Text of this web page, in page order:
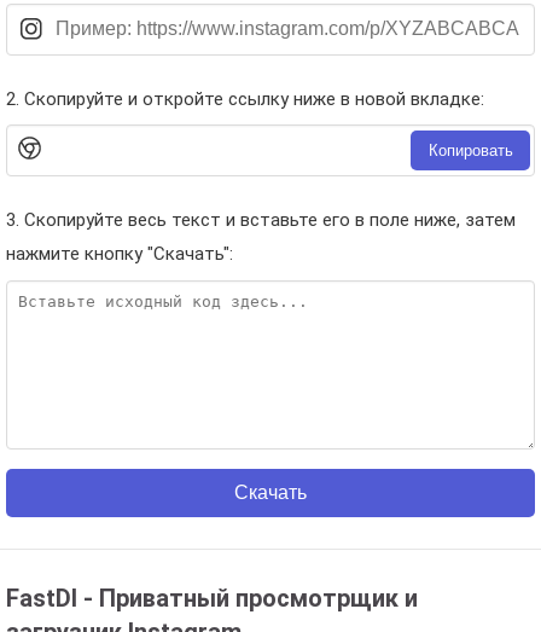
2. Скопируйте и откройте ссылку ниже в новой вкладке:
Копировать
3. Скопируйте весь текст и вставьте его в поле ниже, затем
нажмите кнопку "Скачать":
Скачать
FastDl - Приватный просмотрщик и